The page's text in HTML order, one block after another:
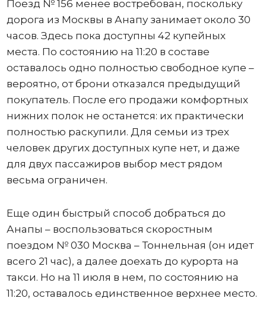
Поезд № 156 менее востребован, поскольку
дорога из Москвы в Анапу занимает около 30
часов. Здесь пока доступны 42 купейных
места. По состоянию на 11:20 в составе
оставалось одно полностью свободное купе –
вероятно, от брони отказался предыдущий
покупатель. После его продажи комфортных
нижних полок не останется: их практически
полностью раскупили. Для семьи из трех
человек других доступных купе нет, и даже
для двух пассажиров выбор мест рядом
весьма ограничен.
Еще один быстрый способ добраться до
Анапы – воспользоваться скоростным
поездом № 030 Москва – Тоннельная (он идет
всего 21 час), а далее доехать до курорта на
такси. Но на 11 июля в нем, по состоянию на
11:20, оставалось единственное верхнее место.